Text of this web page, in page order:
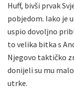
Huff, bivši prvak
pobjedom. Iako je
uspio dovoljno
to velika bitka s
Njegovo taktičko
donijeli su mu
utrke.